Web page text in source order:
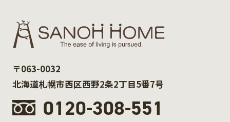
〒063-0032
北海道札幌市西区西野2条2丁目5番7号
0120-308-551